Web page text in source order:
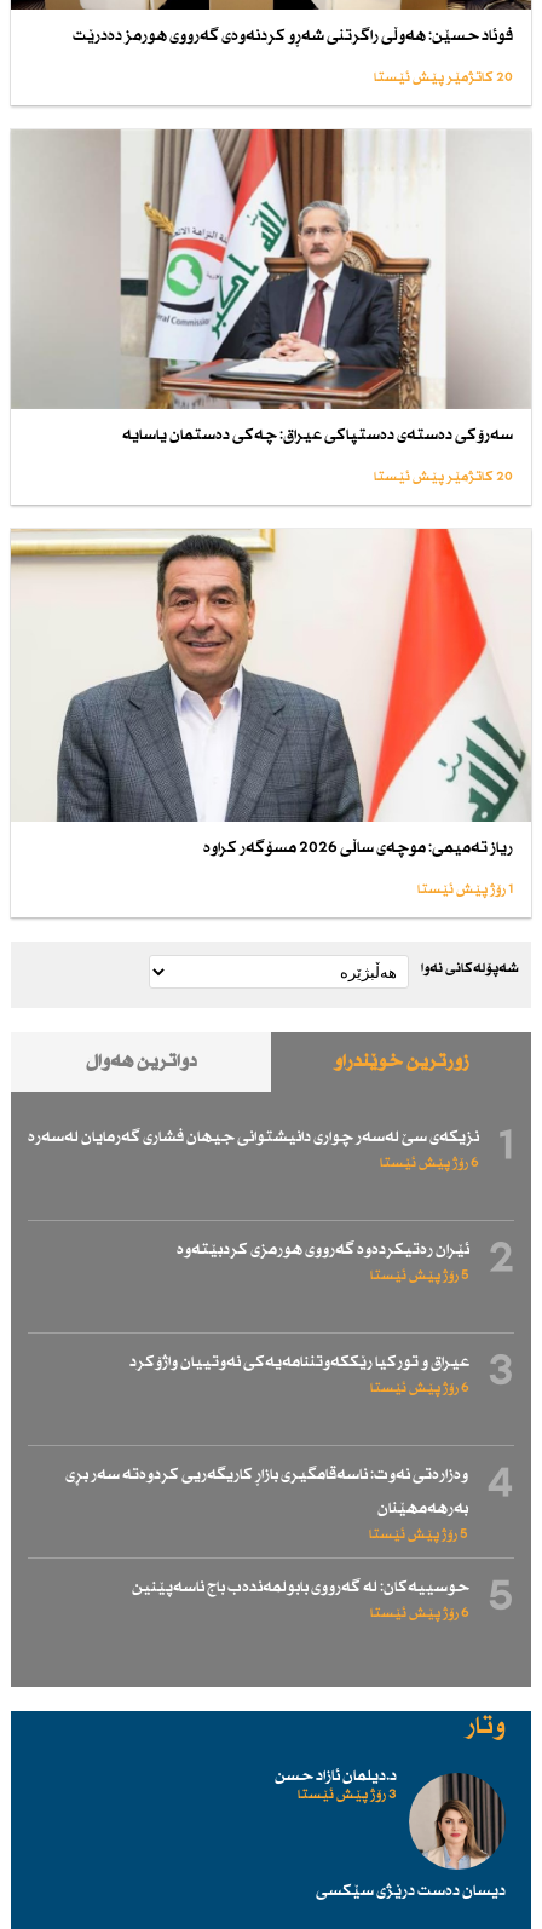
فوئاد حسێن: هەوڵی راگرتنی شەڕو كردنەوەی گەرووی هورمز دەدرێت
20 کاتژمێر پێش ئێستا
سەرۆكی دەستەی دەستپاكی عیراق: چەكی دەستمان یاسایە
20 کاتژمێر پێش ئێستا
ریاز تەمیمی: موچەی ساڵی 2026 مسۆگەر كراوە
1 رۆژ پێش ئێستا
شەپۆلەکانی نەوا
زۆرترین خوێندراو دواترین هەواڵ
1 نزیكەی سێ لەسەر چواری دانیشتوانی جیهان فشاری گەرمایان لەسەرە
6 رۆژ پێش ئێستا
2 ئێران رەتیكردەوە گەرووی هورمزی كردبێتەوە
5 رۆژ پێش ئێستا
3 عیراق و توركیا رێككەوتننامەیەكی نەوتییان واژۆكرد
6 رۆژ پێش ئێستا
4
وەزارەتی نەوت: ناسەقامگیری بازاڕ كاریگەریی كردوەتە سەر بڕی
بەرهەمهێنان
5 رۆژ پێش ئێستا
5 حوسییەكان: لە گەرووی بابولمەندەب باج ناسەپێنین
6 رۆژ پێش ئێستا
وتار
د.دیلمان ئازاد حسن
3 رۆژ پێش ئێستا
دیسان دەست درێژی سێكسی